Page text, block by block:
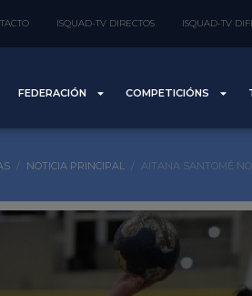
ISQUAD-TV DIRECTOS ISQUAD-TV
FEDERACIÓN COMPETICIÓNS
NOTICIA PRINCIPAL AITANA SANTOMÉ